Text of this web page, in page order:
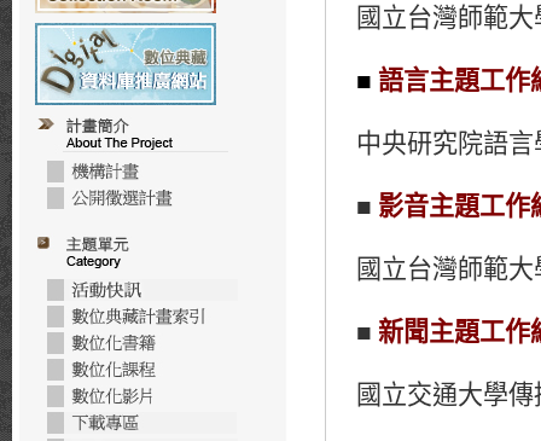
國立台灣師範
■ 語言主題工作
中央研究院語
■ 影音主題工作
國立台灣師範
■ 新聞主題工作
國立交通大